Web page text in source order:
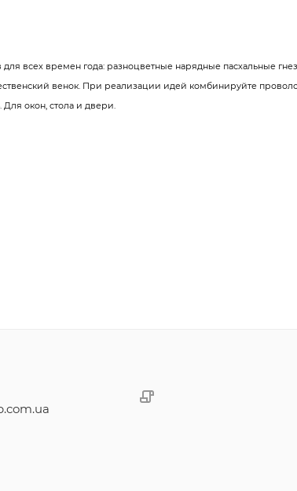
всех времен года: разноцветные нарядные пасхальные
венок. При реализации идей комбинируйте
окон, стола и двери.